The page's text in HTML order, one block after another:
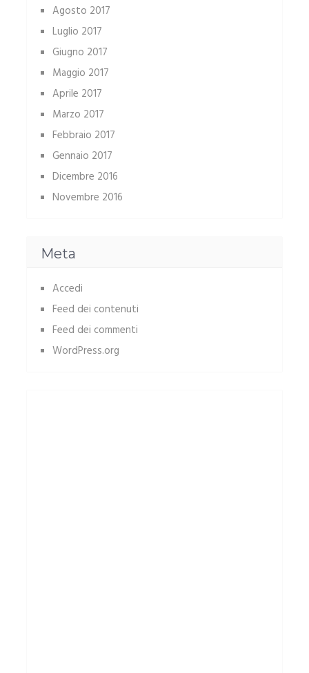
Agosto 2017
Luglio 2017
Giugno 2017
Maggio 2017
Aprile 2017
Marzo 2017
Febbraio 2017
Gennaio 2017
Dicembre 2016
Novembre 2016
Meta
Accedi
Feed dei contenuti
Feed dei commenti
WordPress.org